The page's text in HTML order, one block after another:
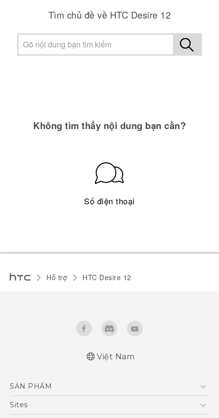
Tìm chủ đề về HTC Desire 12
Không tìm thấy nội dung bạn cần?
Số điện thoại
Hỗ trợ HTC Desire 12‎
Việt Nam
SẢN PHẨM
5G
Sites